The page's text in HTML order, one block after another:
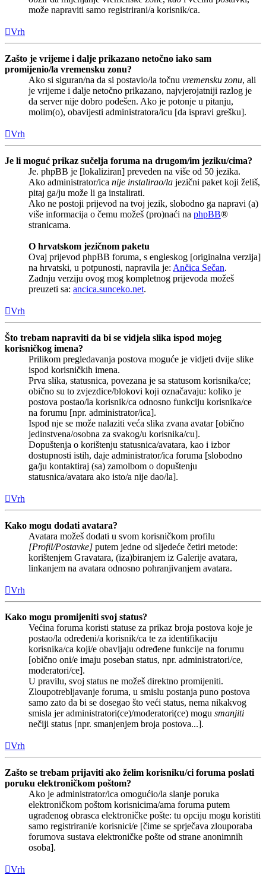
može napraviti samo registrirani/a korisnik/ca.
Vrh
Zašto je vrijeme i dalje prikazano netočno iako sam
promijenio/la vremensku zonu?
Ako si siguran/na da si postavio/la točnu vremensku zonu, ali
je vrijeme i dalje netočno prikazano, najvjerojatniji razlog je
da server nije dobro podešen. Ako je potonje u pitanju,
molim(o), obavijesti administratora/icu [da ispravi grešku].
Vrh
Je li moguć prikaz sučelja foruma na drugom/im jeziku/cima?
Je. phpBB je [lokaliziran] preveden na više od 50 jezika.
Ako administrator/ica nije instalirao/la jezični paket koji želiš,
pitaj ga/ju može li ga instalirati.
Ako ne postoji prijevod na tvoj jezik, slobodno ga napravi (a)
više informacija o čemu možeš (pro)naći na phpBB®
stranicama.
O hrvatskom jezičnom paketu
Ovaj prijevod phpBB foruma, s engleskog [originalna verzija]
na hrvatski, u potpunosti, napravila je: Ančica Sečan.
Zadnju verziju ovog mog kompletnog prijevoda možeš
preuzeti sa: ancica.sunceko.net.
Vrh
Što trebam napraviti da bi se vidjela slika ispod mojeg
korisničkog imena?
Prilikom pregledavanja postova moguće je vidjeti dvije slike
ispod korisničkih imena.
Prva slika, statusnica, povezana je sa statusom korisnika/ce;
obično su to zvjezdice/blokovi koji označavaju: koliko je
postova postao/la korisnik/ca odnosno funkciju korisnika/ce
na forumu [npr. administrator/ica].
Ispod nje se može nalaziti veća slika zvana avatar [obično
jedinstvena/osobna za svakog/u korisnika/cu].
Dopuštenja o korištenju statusnica/avatara, kao i izbor
dostupnosti istih, daje administrator/ica foruma [slobodno
ga/ju kontaktiraj (sa) zamolbom o dopuštenju
statusnica/avatara ako isto/a nije dao/la].
Vrh
Kako mogu dodati avatara?
Avatara možeš dodati u svom korisničkom profilu
[Profil/Postavke] putem jedne od sljedeće četiri metode:
korištenjem Gravatara, (iza)biranjem iz Galerije avatara,
linkanjem na avatara odnosno pohranjivanjem avatara.
Vrh
Kako mogu promijeniti svoj status?
Većina foruma koristi statuse za prikaz broja postova koje je
postao/la određeni/a korisnik/ca te za identifikaciju
korisnika/ca koji/e obavljaju određene funkcije na forumu
[obično oni/e imaju poseban status, npr. administratori/ce,
moderatori/ce].
U pravilu, svoj status ne možeš direktno promijeniti.
Zloupotrebljavanje foruma, u smislu postanja puno postova
samo zato da bi se dosegao što veći status, nema nikakvog
smisla jer administratori(ce)/moderatori(ce) mogu smanjiti
nečiji status [npr. smanjenjem broja postova...].
Vrh
Zašto se trebam prijaviti ako želim korisniku/ci foruma poslati
poruku elektroničkom poštom?
Ako je administrator/ica omogućio/la slanje poruka
elektroničkom poštom korisnicima/ama foruma putem
ugrađenog obrasca elektroničke pošte: tu opciju mogu koristiti
samo registrirani/e korisnici/e [čime se sprječava zlouporaba
forumova sustava elektroničke pošte od strane anonimnih
osoba].
Vrh